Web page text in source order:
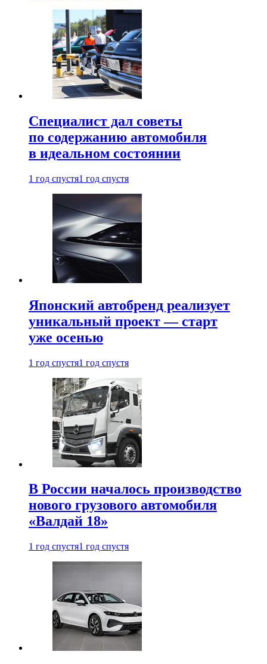
Специалист дал советы
по содержанию автомобиля
в идеальном состоянии
1 год спустя1 год спустя
Японский автобренд реализует
уникальный проект — старт
уже осенью
1 год спустя1 год спустя
В России началось производство
нового грузового автомобиля
«Валдай 18»
1 год спустя1 год спустя